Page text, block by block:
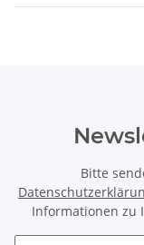
Bitte
Informationen zu